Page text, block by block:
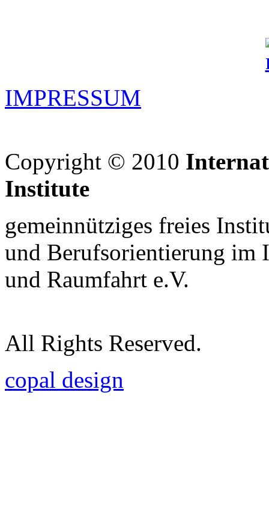
IMPRESSUM
Copyright © 2010
Institute
gemeinnütziges freies
und Berufsorientierung im
und Raumfahrt e.V.
All Rights Reserved.
copal design